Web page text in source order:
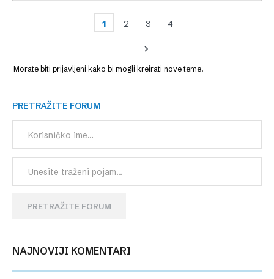
1 2 3 4
Morate biti prijavljeni kako bi mogli kreirati nove teme.
PRETRAŽITE FORUM
PRETRAŽITE FORUM
NAJNOVIJI KOMENTARI